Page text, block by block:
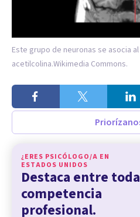
Este grupo de neuronas se asocia
acetilcolina.Wikimedia Commons.
¿ERES PSICÓLOGO/A EN
ESTADOS UNIDOS
Destaca entre
competencia
profesional.